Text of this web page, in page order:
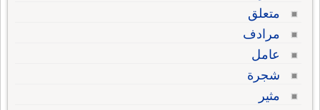
متعلق
مرادف
عامل
شجرة
مثير